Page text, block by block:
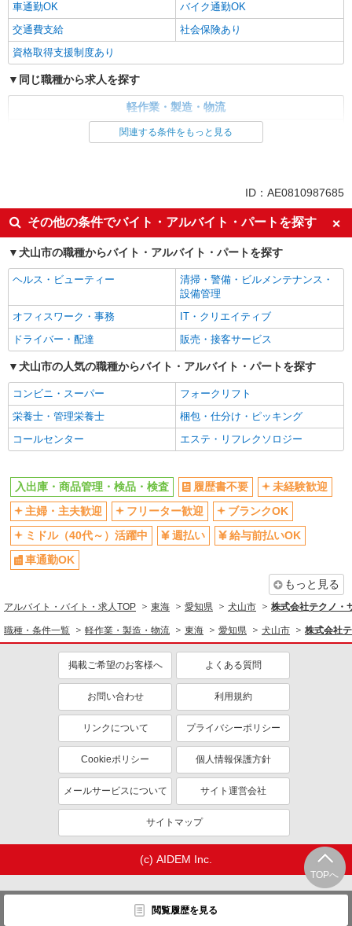
車通勤OK
バイク通勤OK
交通費支給
社会保険あり
資格取得支援制度あり
同じ職種から求人を探す
軽作業・製造・物流
入出庫・商品管理・検品・検査
車通勤OK
交通費支給
社会保険あり
関連する条件をもっと見る
ID：AE0810987685
その他の条件でバイト・アルバイト・パートを探す
犬山市の職種からバイト・アルバイト・パートを探す
ヘルス・ビューティー
清掃・警備・ビルメンテナンス・
設備管理
オフィスワーク・事務
IT・クリエイティブ
ドライバー・配達
販売・接客サービス
犬山市の人気の職種からバイト・アルバイト・パートを探す
コンビニ・スーパー
フォークリフト
栄養士・管理栄養士
梱包・仕分け・ピッキング
コールセンター
エステ・リフレクソロジー
TOPへ
閲覧履歴を見る
入出庫・商品管理・検品・検査 履歴書不要
未経験歓迎
主婦・主夫歓迎
フリーター歓迎
ブランクOK
ミドル（40代～）活躍中
週払い
給与前払いOK
車通勤OK
もっと見る
アルバイト・バイト・求人TOP 東海 愛知県 犬山市 株式会社テクノ・
職種・条件一覧 軽作業・製造・物流 東海 愛知県 犬山市 株式会社
掲載ご希望のお客様へ よくある質問
お問い合わせ 利用規約
リンクについて プライバシーポリシー
Cookieポリシー 個人情報保護方針
メールサービスについて サイト運営会社
サイトマップ
(c) AIDEM Inc.